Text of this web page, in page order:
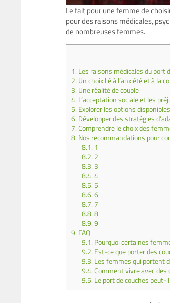
Le fait pour une femme de
pour des raisons médicales,
de nombreuses femmes.
1. Les raisons médicales du port
2. Un choix lié à l’anxiété et à la
3. Une réalité de couple
4. L’acceptation sociale et les
5. Explorer les options disponibles
6. Développer des stratégies
7.Comprendre le choix des
8. Nos recommandations pour
8.1. 1
8.2. 2
8.3. 3
8.4.4
8.5. 5
8.6.6
8.7. 7
8.8.8
8.9.9
9. FAQ
9.1. Pourquoi certaines
9.2. Est-ce que porter des
9.3. Les femmes qui portent
9.4.Comment vivre avec des
9.5. Le port de couches